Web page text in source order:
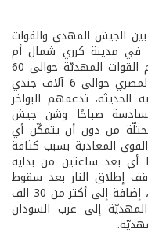
وقعت معركة بين الجيش المهدي والقوات
في مدينة كرري شمال أم
درمان عاصمة الدولة المهديّة. كان قوام القوات المهديّة حوالى 60
الف جندى، وتعداد الجيش الإنكليزي - المصري حوالى 6 آلاف جندي
الحديثة، تدعمهم البواخر
صباحًا وشن جيش
من دون أن يتمكّن أي
المعادية بسبب كثافة
أي بعد ساعتين من بداية
إطلاق النار بعد سقوط
أكثر من 18 ألف قتيل من أنصار المهدي، إضافة إلى أكثر من 30 الف
إلى غرب السودان